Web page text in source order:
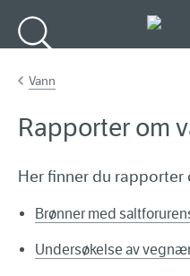
Vann
Rapporter om
Her finner du rapporter
Brønner med
Undersøkelse av